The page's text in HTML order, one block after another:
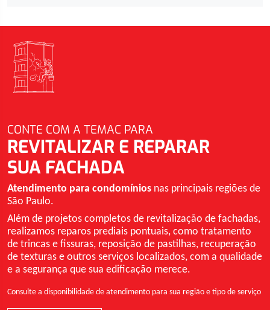
CONTE COM A TEMAC PARA
REVITALIZAR E REPARAR
SUA FACHADA
Atendimento para condomínios nas principais regiões de
São Paulo.
Além de projetos completos de revitalização de fachadas,
realizamos reparos prediais pontuais, como tratamento
de trincas e fissuras, reposição de pastilhas, recuperação
de texturas e outros serviços localizados, com a qualidade
e a segurança que sua edificação merece.
Consulte a disponibilidade de atendimento para sua região e tipo de serviço